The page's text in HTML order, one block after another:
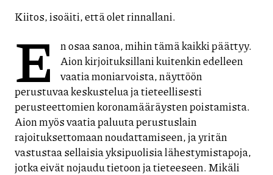
Kiitos, isoäiti, että olet rinnallani.
E
n osaa sanoa, mihin tämä kaikki päättyy.
Aion kirjoituksillani kuitenkin edelleen
vaatia moniarvoista, näyttöön
perustuvaa keskustelua ja tieteellisesti
perusteettomien koronamääräysten poistamista.
Aion myös vaatia paluuta perustuslain
rajoituksettomaan noudattamiseen, ja yritän
vastustaa sellaisia yksipuolisia lähestymistapoja,
jotka eivät nojaudu tietoon ja tieteeseen. Mikäli